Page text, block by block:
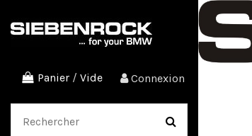
Panier / Vide Connexion